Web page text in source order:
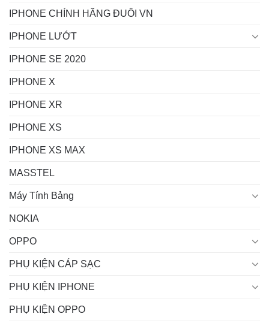
IPHONE CHÍNH HÃNG ĐUÔI VN
IPHONE LƯỚT
IPHONE SE 2020
IPHONE X
IPHONE XR
IPHONE XS
IPHONE XS MAX
MASSTEL
Máy Tính Bảng
NOKIA
OPPO
PHỤ KIỆN CÁP SẠC
PHỤ KIỆN IPHONE
PHỤ KIỆN OPPO